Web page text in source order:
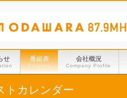
せ 番組表
Program
会社概況
Company Profile
トカレンダー